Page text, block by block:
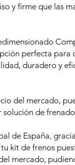
y firme que las
perfecta para
duradero y
del mercado,
de
de España,
kit de frenos
mercado,